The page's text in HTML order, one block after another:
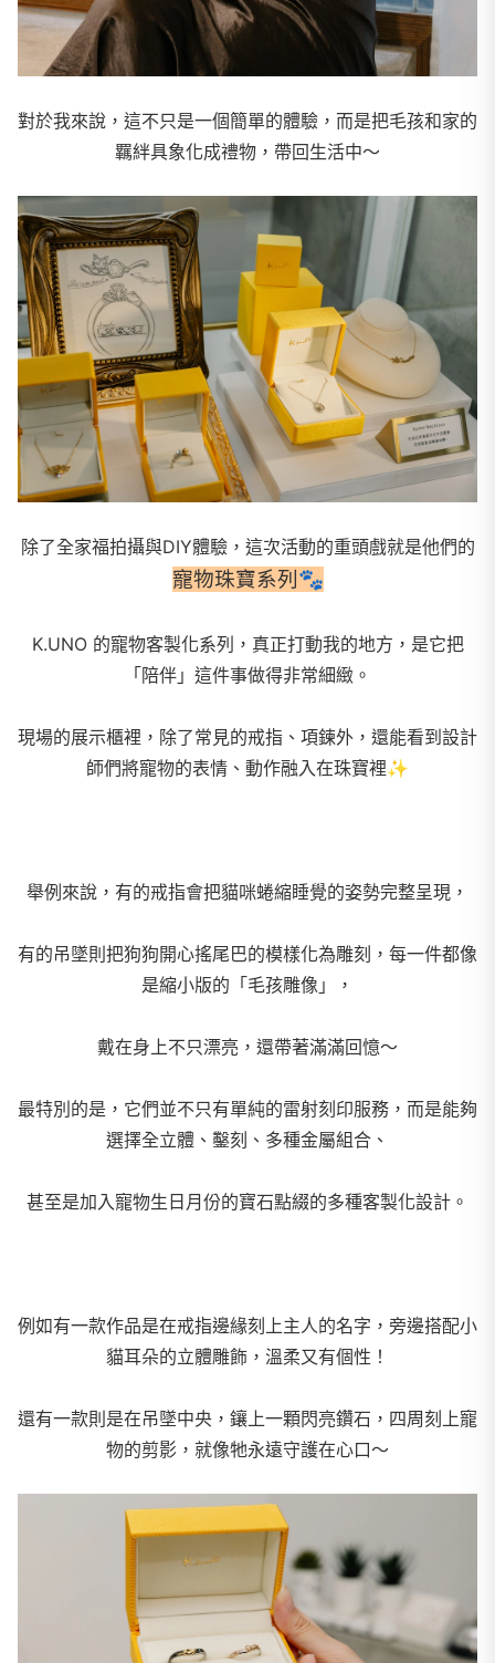
對於我來說，這不只是一個簡單的體驗，而是把毛孩和家的
羈絆具象化成禮物，帶回生活中～
除了全家福拍攝與DIY體驗，這次活動的重頭戲就是他們的
寵物珠寶系列🐾
K.UNO 的寵物客製化系列，真正打動我的地方，是它把
「陪伴」這件事做得非常細緻。
現場的展示櫃裡，除了常見的戒指、項鍊外， 還能看到設計
師們將寵物的表情、動作融入在珠寶裡✨
舉例來說，有的戒指會把貓咪蜷縮睡覺的姿勢完整呈現，
有的吊墜則把狗狗開心搖尾巴的模樣化為雕刻，每一件都像
是縮小版的「毛孩雕像」，
戴在身上不只漂亮，還帶著滿滿回憶～
最特別的是，它們並不只有單純的雷射刻印服務， 而是能夠
選擇全立體、鑿刻、多種金屬組合、
甚至是加入寵物生日月份的寶石點綴的多種客製化設計。
例如有一款作品是在戒指邊緣刻上主人的名字， 旁邊搭配小
貓耳朵的立體雕飾，溫柔又有個性！
還有一款則是在吊墜中央，鑲上一顆閃亮鑽石， 四周刻上寵
物的剪影，就像牠永遠守護在心口～